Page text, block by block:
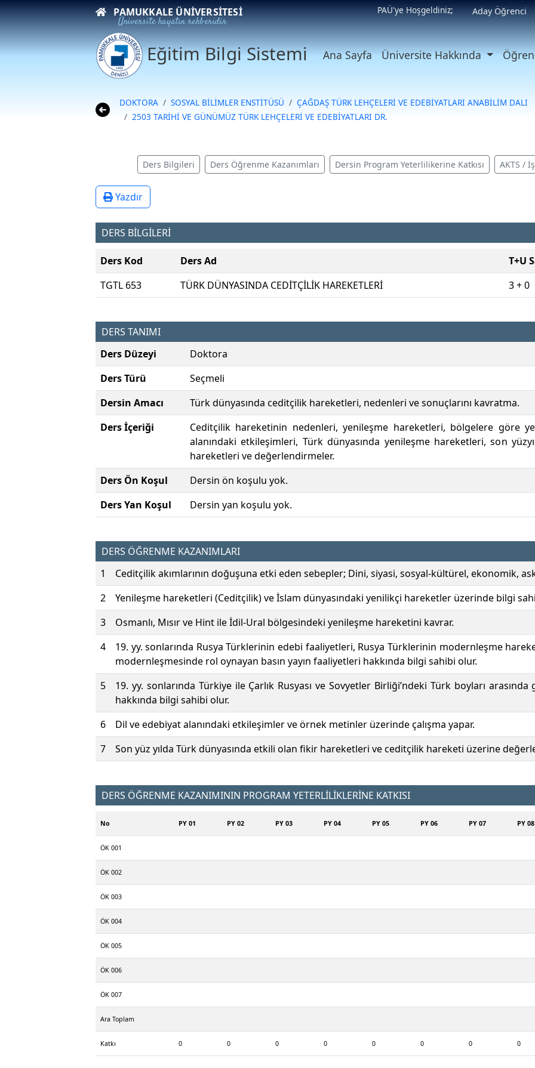
PAMUKKALE ÜNIVERSITESI
Üniversite hayatın rehberidir
PAÜ'ye Hoşgeldiniz; Aday Öğrenci
Eğitim Bilgi Sistemi Ana Sayfa Üniversite Hakkında
DOKTORA SOSYAL BİLİMLER ENSTİTÜSÜ
ÇAĞDAŞ TÜRK LEHÇELERİ VE EDEBİYATLARI ANABİLİM DALI
2503 TARİHİ VE GÜNÜMÜZ TÜRK LEHÇELERİ VE EDEBİYATLARI DR.
Ders Bilgileri Ders Öğrenme Kazanımları Dersin Program Yeterlilikerine Katkısı AKTS /
Yazdır
DERS BİLGİLERİ
Ders Kod Ders Ad T+U
TGTL 653
TÜRK DÜNYASINDA CEDİTÇİLİK HAREKETLERİ 3 + 0
DERS TANIMI
Ders Düzeyi
Doktora
Ders Türü
Seçmeli
Dersin Amacı
Türk dünyasında ceditçilik hareketleri, nedenleri ve sonuçlarını kavratma.
Ders İçeriği
Ceditçilik hareketinin nedenleri, yenileşme hareketleri, bölgelere göre
alanındaki etkileşimleri, Türk dünyasında yenileşme hareketleri, son
hareketleri ve değerlendirmeler.
Ders Ön Koşul
Dersin ön koşulu yok.
Ders Yan Koşul
Dersin yan koşulu yok.
DERS ÖĞRENME KAZANIMLARI
1
Ceditçilik akımlarının doğuşuna etki eden sebepler; Dini, siyasi, sosyal-kültürel, ekonomik,
2
Yenileşme hareketleri (Ceditçilik) ve İslam dünyasındaki yenilikçi hareketler üzerinde bilgi
3
Osmanlı, Mısır ve Hint ile İdil-Ural bölgesindeki yenileşme hareketini kavrar.
4
19. yy. sonlarında Rusya Türklerinin edebi faaliyetleri, Rusya Türklerinin modernleşme
modernleşmesinde rol oynayan basın yayın faaliyetleri hakkında bilgi sahibi olur.
5
19. yy. sonlarında Türkiye ile Çarlık Rusyası ve Sovyetler Birliği’ndeki Türk boyları
hakkında bilgi sahibi olur.
6
Dil ve edebiyat alanındaki etkileşimler ve örnek metinler üzerinde çalışma yapar.
7
Son yüz yılda Türk dünyasında etkili olan fikir hareketleri ve ceditçilik hareketi üzerine
DERS ÖĞRENME KAZANIMININ PROGRAM YETERLİLİKLERİNE KATKISI
No PY 01 PY 02 PY 03 PY 04 PY 05 PY 06 PY 07 PY 08
ÖK 001
ÖK 002
ÖK 003
ÖK 004
ÖK 005
ÖK 006
ÖK 007
Ara Toplam
Katkı 0 0 0 0 0 0 0 0